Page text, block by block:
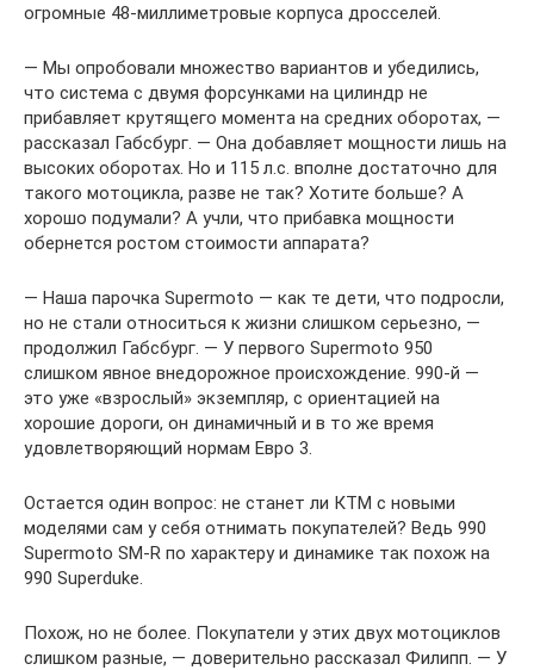
огромные 48-миллиметровые корпуса дросселей.
— Мы опробовали множество вариантов и убедились,
что система с двумя форсунками на цилиндр не
прибавляет крутящего момента на средних оборотах, —
рассказал Габсбург. — Она добавляет мощности лишь на
высоких оборотах. Но и 115 л.с. вполне достаточно для
такого мотоцикла, разве не так? Хотите больше? А
хорошо подумали? А учли, что прибавка мощности
обернется ростом стоимости аппарата?
— Наша парочка Supermoto — как те дети, что подросли,
но не стали относиться к жизни слишком серьезно, —
продолжил Габсбург. — У первого Supermoto 950
слишком явное внедорожное происхождение. 990-й —
это уже «взрослый» экземпляр, с ориентацией на
хорошие дороги, он динамичный и в то же время
удовлетворяющий нормам Евро 3.
Остается один вопрос: не станет ли КТМ с новыми
моделями сам у себя отнимать покупателей? Ведь 990
Supermoto SM-R по характеру и динамике так похож на
990 Superduke.
Похож, но не более. Покупатели у этих двух мотоциклов
слишком разные, — доверительно рассказал Филипп. — У